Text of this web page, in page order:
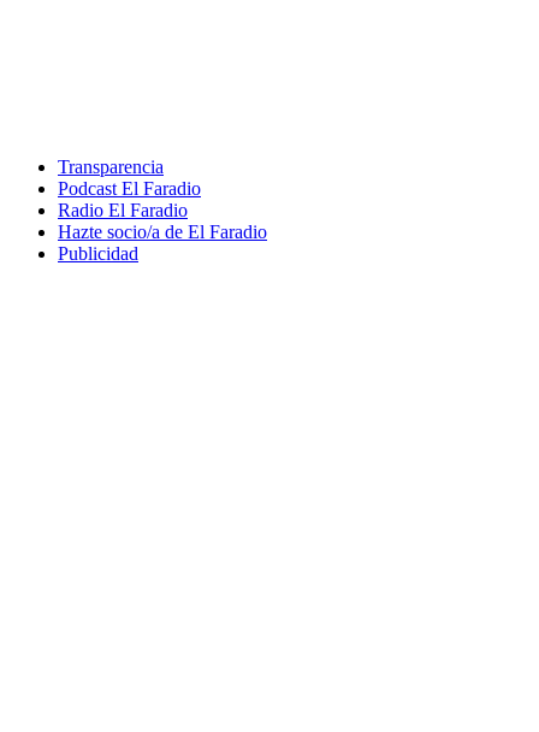
Transparencia
Podcast El Faradio
Radio El Faradio
Hazte socio/a de El Faradio
Publicidad